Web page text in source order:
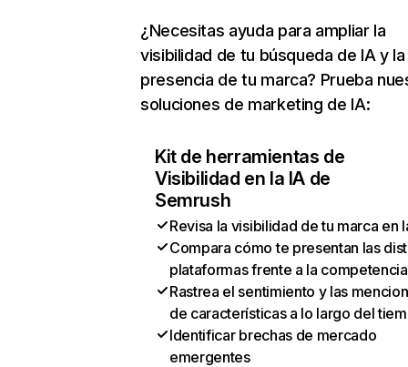
¿Necesitas ayuda para ampliar la
visibilidad de tu búsqueda de IA y la
presencia de tu marca? Prueba
soluciones de marketing de IA:
Kit de herramientas de
Visibilidad en la IA de
Semrush
Revisa la visibilidad de tu marca en
Compara cómo te presentan las
plataformas frente a la competencia
Rastrea el sentimiento y las
de características a lo largo del
Identificar brechas de mercado
emergentes